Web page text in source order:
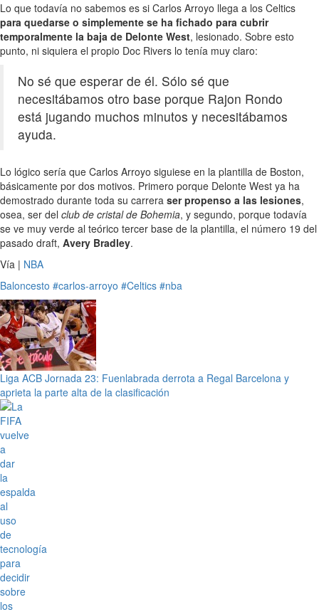
Lo que todavía no sabemos es si Carlos Arroyo llega a los Celtics
para quedarse o simplemente se ha fichado para cubrir
temporalmente la baja de Delonte West, lesionado. Sobre esto
punto, ni siquiera el propio Doc Rivers lo tenía muy claro:
No sé que esperar de él. Sólo sé que
necesitábamos otro base porque Rajon Rondo
está jugando muchos minutos y necesitábamos
ayuda.
Lo lógico sería que Carlos Arroyo siguiese en la plantilla de Boston,
básicamente por dos motivos. Primero porque Delonte West ya ha
demostrado durante toda su carrera ser propenso a las lesiones,
osea, ser del club de cristal de Bohemia, y segundo, porque todavía
se ve muy verde al teórico tercer base de la plantilla, el número 19 del
pasado draft, Avery Bradley.
Vía | NBA
Baloncesto #carlos-arroyo #Celtics #nba
Liga ACB Jornada 23: Fuenlabrada derrota a Regal Barcelona y
aprieta la parte alta de la clasificación